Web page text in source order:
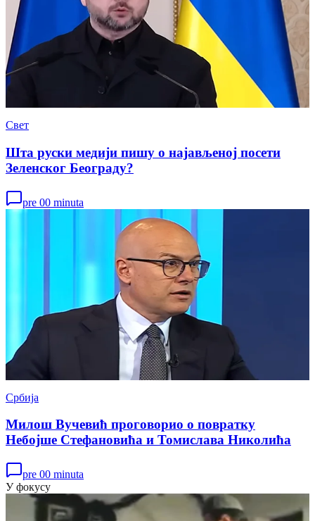
Свет
Шта руски медији пишу о најављеној посети
Зеленског Београду?
pre 00 minuta
Србија
Милош Вучевић проговорио о повратку
Небојше Стефановића и Томислава Николића
pre 00 minuta
У фокусу